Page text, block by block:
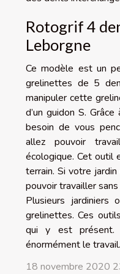
Rotogrif 4
Leborgne
Ce modèle est un
grelinettes de 5
manipuler cette
d’un guidon S.
besoin de vous
allez pouvoir
écologique. Cet outil
terrain. Si votre
pouvoir travailler
Plusieurs
grelinettes. Ces
qui y est présent.
énormément le travail.
18 novembre 2020